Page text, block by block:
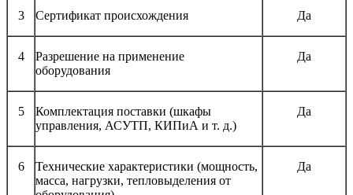
3 Сертификат происхождения Да
4
Разрешение на применение
оборудования
Да
5
Комплектация поставки (шкафы
управления, АСУТП, КИПиА и т. д.)
Да
6
Технические характеристики (мощность,
масса, нагрузки, тепловыделения от
Да